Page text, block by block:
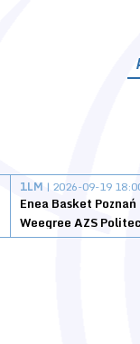
1LM | 2026-09-19
Enea Basket Poznań